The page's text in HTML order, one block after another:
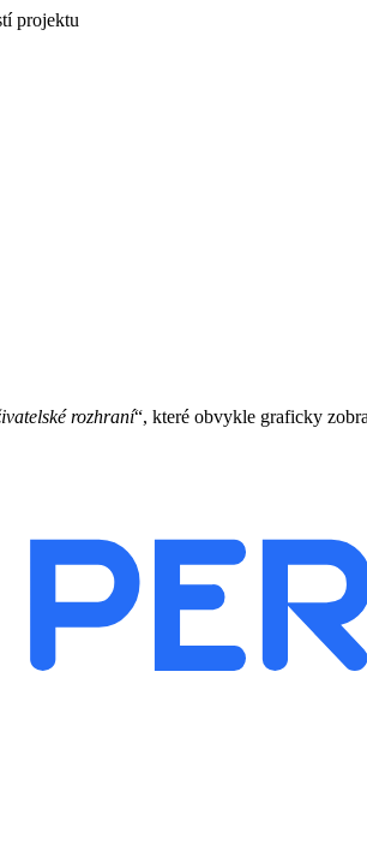
projektu
rozhraní“, které obvykle graficky